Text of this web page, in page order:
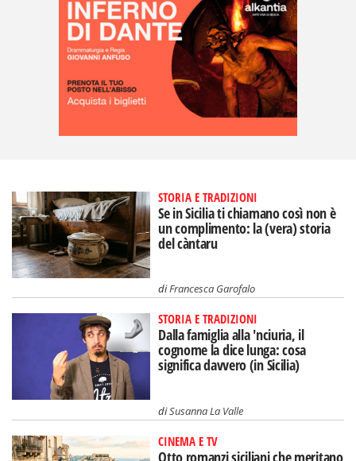
STORIA E TRADIZIONI
Se in Sicilia ti chiamano così non è
un complimento: la (vera) storia
del càntaru
diFrancesca Garofalo
STORIA E TRADIZIONI
Dalla famiglia alla 'nciuria, il
cognome la dice lunga: cosa
significa davvero (in Sicilia)
diSusanna La Valle
CINEMA E TV
Otto romanzi siciliani che meritano